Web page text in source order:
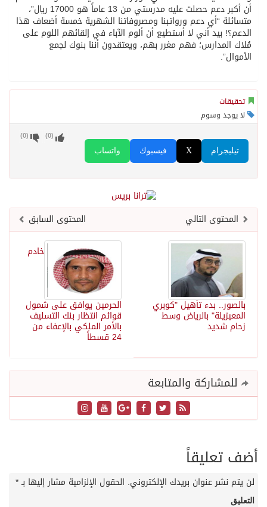
أن أكبر دعم حصلت عليه مدرستي من 13 عاماً هو 17000 ريال”،
متسائلة “أي دعم ورواتبنا ومصروفاتنا الشهرية خمسة أضعاف هذا
الدعم؟! بيد أني لا أستطيع أن ألوم الآباء في إلقائهم اللوم على
مُلاك المدارس؛ فهم مغرر بهم، ويعتقدون أننا بنوك لجمع
الأموال”.
تحقيقات
لا يوجد وسوم
واتساب فيسبوك X تيليجرام
(
0
) (
0
)
المحتوى السابق
المحتوى التالي
خادم
الحرمين يوافق على شمول
قوائم انتظار بنك التسليف
بالأمر الملكي بالإعفاء من
24 قسطاً
بالصور.. بدء تأهيل "كوبري
المعيزيلة" بالرياض وسط
زحام شديد
للمشاركة والمتابعة
أضف تعليقاً
لن يتم نشر عنوان بريدك الإلكتروني. الحقول الإلزامية مشار إليها بـ*
التعليق